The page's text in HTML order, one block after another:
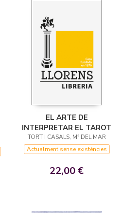
EL ARTE DE
INTERPRETAR EL TAROT
TORT I CASALS, Mª DEL MAR
Actualment sense existències
22,00 €